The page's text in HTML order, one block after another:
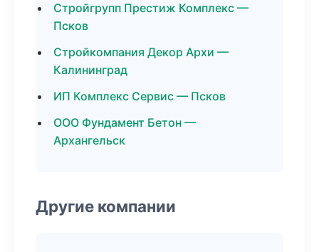
Стройгрупп Престиж Комплекс —
Псков
Стройкомпания Декор Архи —
Калининград
ИП Комплекс Сервис — Псков
ООО Фундамент Бетон —
Архангельск
Другие компании